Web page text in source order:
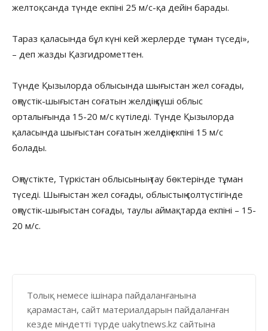
желтоқсанда түнде екпіні 25 м/с-қа дейін барады.
Тараз қаласында бұл күні кей жерлерде тұман түседі»,
– деп жазды Қазгидрометтен.
Түнде Қызылорда облысында шығыстан жел соғады,
оңтүстік-шығыстан соғатын желдің күші облыс
орталығында 15-20 м/с күтіледі. Түнде Қызылорда
қаласында шығыстан соғатын желдің екпіні 15 м/с
болады.
Оңтүстікте, Түркістан облысының тау бөктерінде тұман
түседі. Шығыстан жел соғады, облыстың солтүстігінде
оңтүстік-шығыстан соғады, таулы аймақтарда екпіні – 15-
20 м/с.
Толық немесе ішінара пайдаланғанына
қарамастан, сайт материалдарын пайдаланған
кезде міндетті түрде uakytnews.kz сайтына